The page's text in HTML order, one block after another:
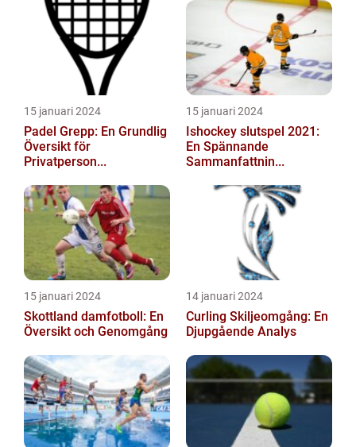
15 januari 2024
Padel Grepp: En Grundlig
Översikt för
Privatperson...
15 januari 2024
Ishockey slutspel 2021:
En Spännande
Sammanfattnin...
15 januari 2024
Skottland damfotboll: En
Översikt och Genomgång
14 januari 2024
Curling Skiljeomgång: En
Djupgående Analys